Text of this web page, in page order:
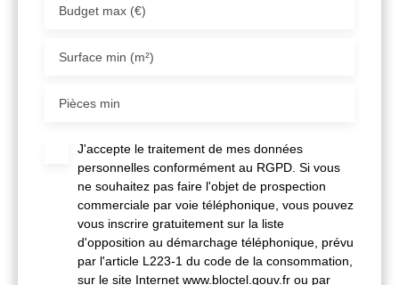
Budget max (€)
Surface min (m²)
Pièces min
J'accepte le traitement de mes données
personnelles conformément au RGPD. Si vous
ne souhaitez pas faire l'objet de prospection
commerciale par voie téléphonique, vous pouvez
vous inscrire gratuitement sur la liste
d'opposition au démarchage téléphonique, prévu
par l'article L223-1 du code de la consommation,
sur le site Internet www.bloctel.gouv.fr ou par